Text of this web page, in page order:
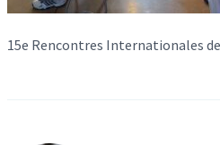
15e Rencontres Internationales